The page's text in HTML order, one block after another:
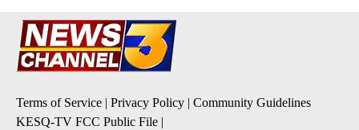
Terms of Service Privacy Policy
Community Guidelines
KESQ-TV FCC Public File